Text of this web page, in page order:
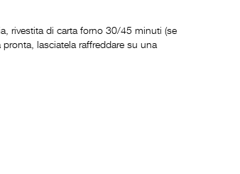
rivestita di carta forno 30/45 minuti (se
lasciatela raffreddare su una